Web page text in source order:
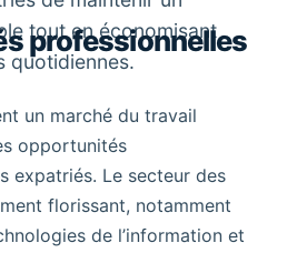
tout en économisant
quotidiennes.
professionnelles
un marché du travail
opportunités
expatriés. Le secteur des
florissant, notamment
de l’information et